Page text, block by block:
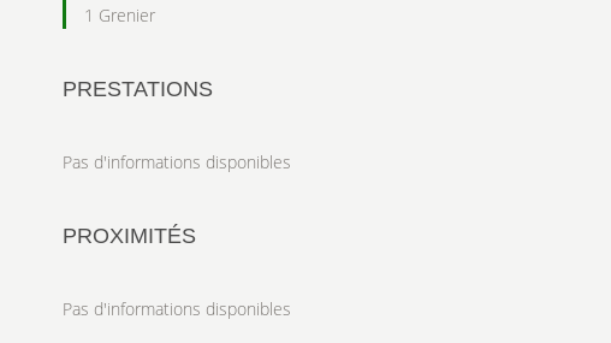
1 Grenier
PRESTATIONS
Pas d'informations disponibles
PROXIMITÉS
Pas d'informations disponibles